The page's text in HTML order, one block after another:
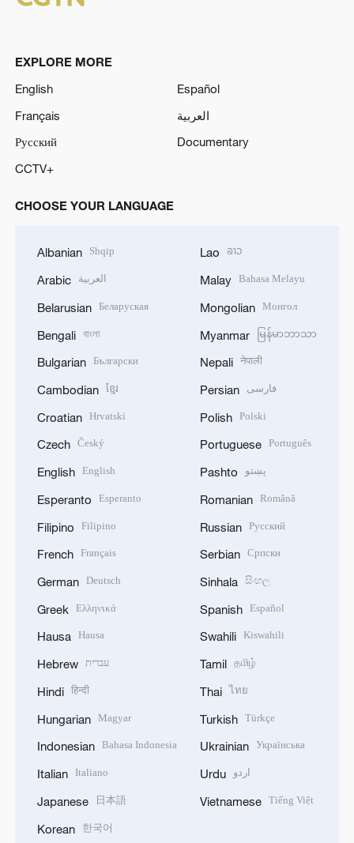
EXPLORE MORE
English
Español
Français
العربية
Русский
Documentary
CCTV+
CHOOSE YOUR LANGUAGE
Albanian Shqip
Arabic العربية
Belarusian Беларуская
Bengali বাংলা
Bulgarian Български
Cambodian ខ្មែរ
Croatian Hrvatski
Czech Český
English English
Esperanto Esperanto
Filipino Filipino
French Français
German Deutsch
Greek Ελληνικά
Hausa Hausa
Hebrew עברית
Hindi हिन्दी
Hungarian Magyar
Indonesian Bahasa Indonesia
Italian Italiano
Japanese 日本語
Korean 한국어
Lao ລາວ
Malay Bahasa Melayu
Mongolian Монгол
Myanmar မြန်မာဘာသာ
Nepali नेपाली
Persian فارسی
Polish Polski
Portuguese Português
Pashto پښتو
Romanian Română
Russian Русский
Serbian Српски
Sinhala සිංහල
Spanish Español
Swahili Kiswahili
Tamil தமிழ்
Thai ไทย
Turkish Türkçe
Ukrainian Українська
Urdu اردو
Vietnamese Tiếng Việt